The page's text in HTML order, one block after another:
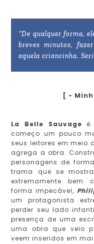
“De qualquer forma,
breves minutos,
aquela criancinha.
[ -
La Belle Sauvage é
começo um pouco
seus leitores em meio
agrega a obra.
personagens de
trama que se
extremamente bem
forma impecável,
um protagonista
perder seu lado
presença de uma
uma obra que veio
veem inseridos em